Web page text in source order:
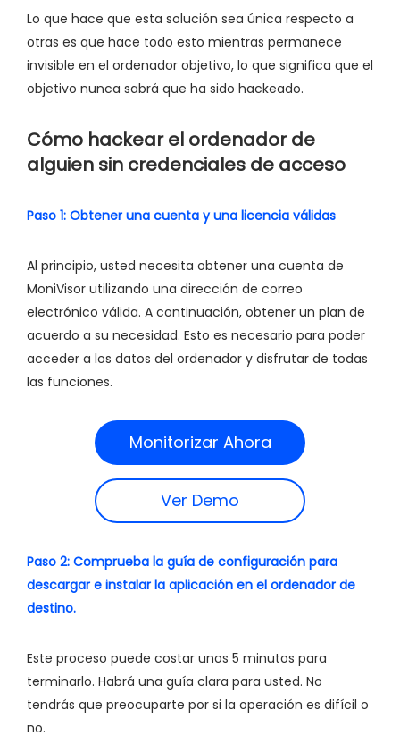
Lo que hace que esta solución sea única respecto a
otras es que hace todo esto mientras permanece
invisible en el ordenador objetivo, lo que significa que el
objetivo nunca sabrá que ha sido hackeado.
Cómo hackear el ordenador de
alguien sin credenciales de acceso
Paso 1: Obtener una cuenta y una licencia válidas
Al principio, usted necesita obtener una cuenta de
MoniVisor utilizando una dirección de correo
electrónico válida. A continuación, obtener un plan de
acuerdo a su necesidad. Esto es necesario para poder
acceder a los datos del ordenador y disfrutar de todas
las funciones.
Monitorizar Ahora
Ver Demo
Paso 2: Comprueba la guía de configuración para
descargar e instalar la aplicación en el ordenador de
destino.
Este proceso puede costar unos 5 minutos para
terminarlo. Habrá una guía clara para usted. No
tendrás que preocuparte por si la operación es difícil o
no.